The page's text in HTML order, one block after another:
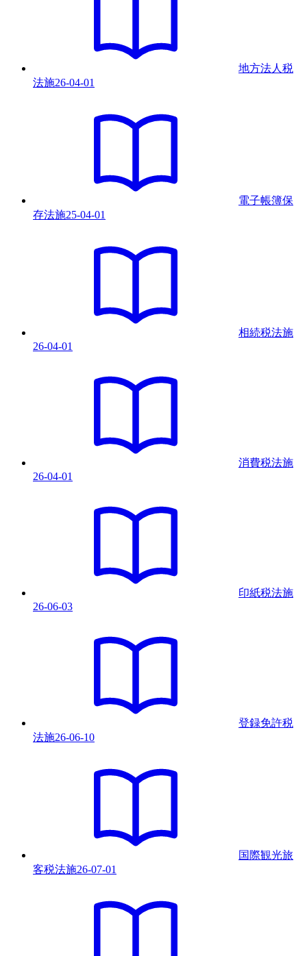
地方法人税
法施26-04-01
電子帳簿保
存法施25-04-01
相続税法施
26-04-01
消費税法施
26-04-01
印紙税法施
26-06-03
登録免許税
法施26-06-10
国際観光旅
客税法施26-07-01